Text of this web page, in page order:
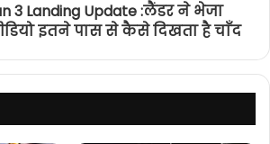
3 Landing Update :लैंडर ने भेजा
इतने पास से कैसे दिखता है चाँद